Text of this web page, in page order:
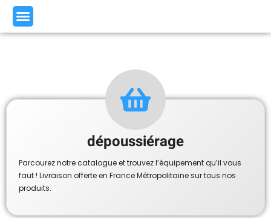
dépoussiérage
Parcourez notre catalogue et trouvez l’équipement qu’il vous
faut ! Livraison offerte en France Métropolitaine sur tous nos
produits.